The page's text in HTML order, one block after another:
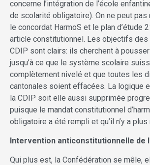
concerne l’intégration de l’école
de scolarité obligatoire). On ne peut
le concordat HarmoS et le plan d’étude
article constitutionnel. Les objectifs des
CDIP sont clairs: ils cherchent à pousser
jusqu’à ce que le système scolaire
complètement nivelé et que toutes les
cantonales soient effacées. La logique
la CDIP soit elle aussi supprimée
puisque le mandat constitutionnel
obligatoire a été rempli et qu’il n’y a plus
Intervention anticonstitutionnelle de
Qui plus est, la Confédération se mêle,